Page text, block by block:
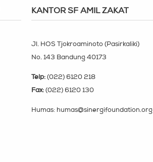
KANTOR SF AMIL ZAKAT
Jl. HOS Tjokroaminoto (Pasirkaliki)
No. 143 Bandung 40173
Telp: (022) 6120 218
Fax: (022) 6120 130
Humas: humas@sinergifoundation.org